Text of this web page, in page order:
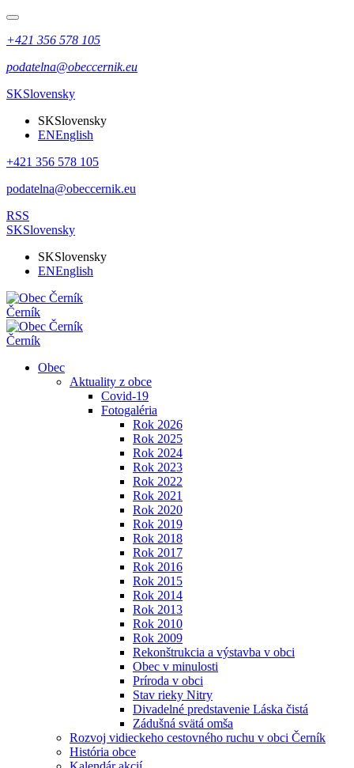
+421 356 578 105
podatelna@obeccernik.eu
SKSlovensky
SKSlovensky
ENEnglish
+421 356 578 105
podatelna@obeccernik.eu
RSS
SKSlovensky
SKSlovensky
ENEnglish
Černík
Černík
Obec
Aktuality z obce
Covid-19
Fotogaléria
Rok 2026
Rok 2025
Rok 2024
Rok 2023
Rok 2022
Rok 2021
Rok 2020
Rok 2019
Rok 2018
Rok 2017
Rok 2016
Rok 2015
Rok 2014
Rok 2013
Rok 2010
Rok 2009
Rekonštrukcia a výstavba v obci
Obec v minulosti
Príroda v obci
Stav rieky Nitry
Divadelné predstavenie Láska čistá
Zádušná svätá omša
Rozvoj vidieckeho cestovného ruchu v obci Černík
História obce